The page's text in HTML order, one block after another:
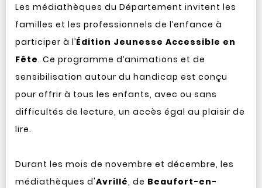
Les médiathèques du Département invitent les
familles et les professionnels de l’enfance à
participer à l’Édition Jeunesse Accessible en
Fête. Ce programme d’animations et de
sensibilisation autour du handicap est conçu
pour offrir à tous les enfants, avec ou sans
difficultés de lecture, un accès égal au plaisir de
lire.
Durant les mois de novembre et décembre, les
médiathèques d'Avrillé, de Beaufort-en-